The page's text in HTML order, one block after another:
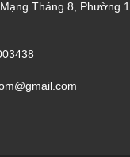
Tháng 8, Phường